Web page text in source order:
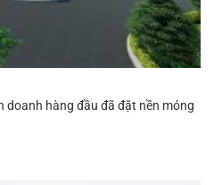
doanh hàng đầu đã đặt nền móng